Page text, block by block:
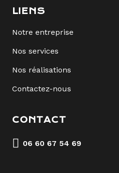
LIENS
Notre entreprise
Nos services
Nos réalisations
Contactez-nous
CONTACT
06 60 67 54 69